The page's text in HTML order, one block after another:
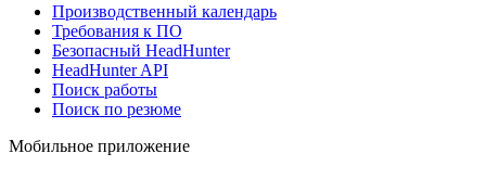
Производственный календарь
Требования к ПО
Безопасный HeadHunter
HeadHunter API
Поиск работы
Поиск по резюме
Мобильное приложение